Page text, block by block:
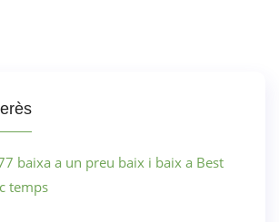
baixa a un preu baix i baix a Best
temps